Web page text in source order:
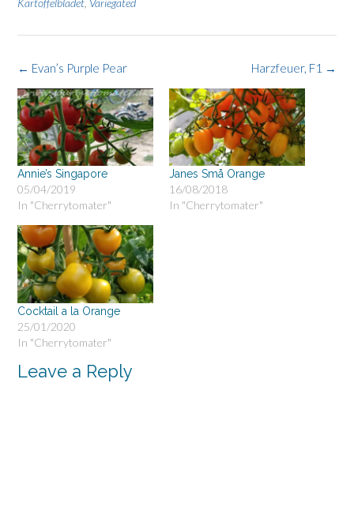
Kartoffelbladet Variegated
Post
Harzfeuer, F1 →
← Evan’s Purple Pear
Annie’s Singapore
05/04/2019
In "Cherrytomater"
Janes Små Orange
16/08/2018
In "Cherrytomater"
Cocktail a la Orange
25/01/2020
In "Cherrytomater"
Leave a Reply